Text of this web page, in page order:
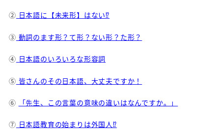
② 日本語に【未来形】はない⁉
③ 動詞のます形？て形？ない形？た形？
④ 日本語のいろいろな形容詞
⑤ 皆さんのその日本語、大丈夫ですか！
⑥ 「先生、この言葉の意味の違いはなんですか。」
⑦ 日本語教育の始まりは外国人⁉